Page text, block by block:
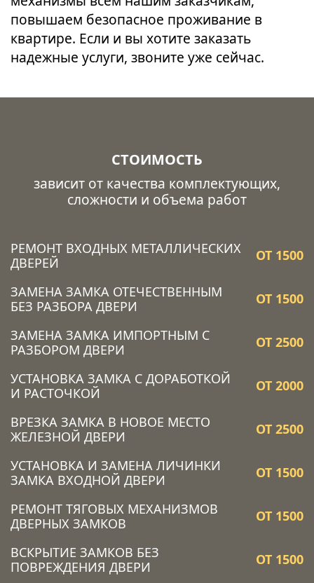
повышаем безопасное проживание в
квартире. Если и вы хотите заказать
надежные услуги, звоните уже сейчас.
СТОИМОСТЬ
зависит от качества комплектующих,
сложности и объема работ
РЕМОНТ ВХОДНЫХ МЕТАЛЛИЧЕСКИХ
ДВЕРЕЙ
ОТ 1500
ЗАМЕНА ЗАМКА ОТЕЧЕСТВЕННЫМ
БЕЗ РАЗБОРА ДВЕРИ
ОТ 1500
ЗАМЕНА ЗАМКА ИМПОРТНЫМ С
РАЗБОРОМ ДВЕРИ
ОТ 2500
УСТАНОВКА ЗАМКА C ДОРАБОТКОЙ
И РАСТОЧКОЙ
ОТ 2000
ВРЕЗКА ЗАМКА В НОВОЕ МЕСТО
ЖЕЛЕЗНОЙ ДВЕРИ
ОТ 2500
УСТАНОВКА И ЗАМЕНА ЛИЧИНКИ
ЗАМКА ВХОДНОЙ ДВЕРИ
ОТ 1500
РЕМОНТ ТЯГОВЫХ МЕХАНИЗМОВ
ДВЕРНЫХ ЗАМКОВ
ОТ 1500
ВСКРЫТИЕ ЗАМКОВ БЕЗ
ПОВРЕЖДЕНИЯ ДВЕРИ
ОТ 1500